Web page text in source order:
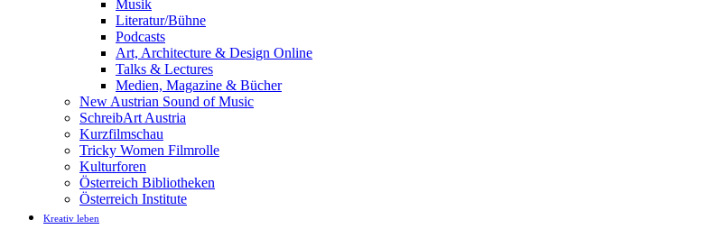
Musik
Literatur/Bühne
Podcasts
Art, Architecture & Design Online
Talks & Lectures
Medien, Magazine & Bücher
New Austrian Sound of Music
SchreibArt Austria
Kurzfilmschau
Tricky Women Filmrolle
Kulturforen
Österreich Bibliotheken
Österreich Institute
Kreativ leben